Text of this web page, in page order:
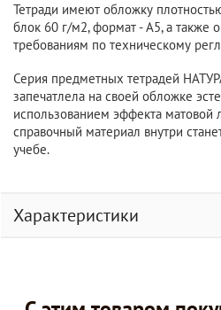
Тетради имеют обложку
блок 60 г/м2, формат - А5, а также
требованиям по техническому
Серия предметных тетрадей
запечатлела на своей обложке
использованием эффекта матовой
справочный материал внутри
учебе.
Характеристики